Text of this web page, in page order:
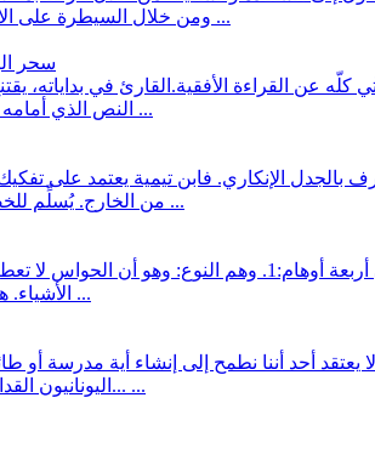
ومن خلال السيطرة على الانفعالات الداخلية التي ...
سحر
النص الذي أمامه حقيقة مطلقة لا تقبل ...
بالجدل الإنكاري. فابن تيمية يعتمد على
من الخارج. يُسلِّم للخصم، مؤقتًا، بمقدماته؛ ...
نستأنف حديثنا من حيث توقفنا في مقالنا السابق. فقد بدأ فرانسيس بيكون بإصلاح العلم من خلال الكشف عن أوهام الذهن
الأشياء. هذا من جهة، ومن جهة ...
أحد أننا نطمح إلى إنشاء أية مدرسة أو
اليونانيون القدامى أو بعض المحدثين... ...